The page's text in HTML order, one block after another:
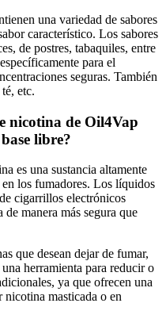
una variedad de sabores
característico. Los sabores
de postres, tabaquiles, entre
para el
seguras. También
etc.
nicotina de Oil4Vap
libre?
es una sustancia altamente
los fumadores. Los líquidos
cigarrillos electrónicos
de manera más segura que
que desean dejar de fumar,
herramienta para reducir o
ya que ofrecen una
masticada o en